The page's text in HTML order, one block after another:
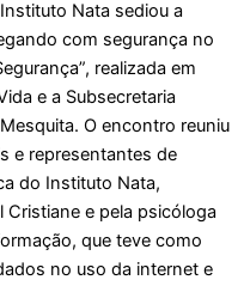
Nata sediou a
com segurança no
realizada em
e a Subsecretaria
O encontro reuniu
e representantes de
do Instituto Nata,
e pela psicóloga
que teve como
no uso da internet e